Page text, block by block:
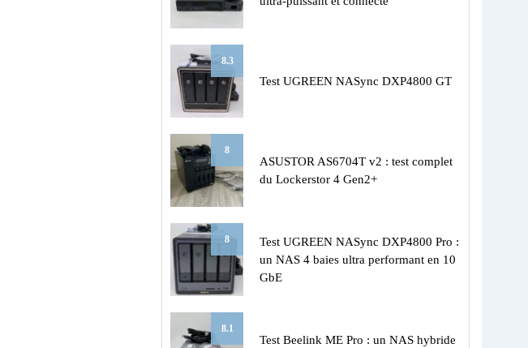
8.3
Test UGREEN NASync DXP4800 GT
8
ASUSTOR AS6704T v2 : test complet
du Lockerstor 4 Gen2+
8
Test UGREEN NASync DXP4800 Pro :
un NAS 4 baies ultra performant en 10
GbE
8.1
Test Beelink ME Pro : un NAS hybride